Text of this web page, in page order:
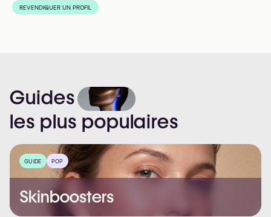
REVENDIQUER UN PROFIL
Guides
les plus populaires
GUIDE POP
Skinboosters